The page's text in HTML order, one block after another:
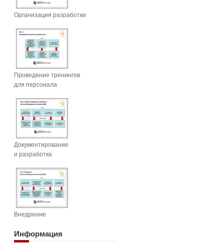
Организация разработки
Проведение тренингов
для персонала
Документирование
и разработка
Внедрение
Информация